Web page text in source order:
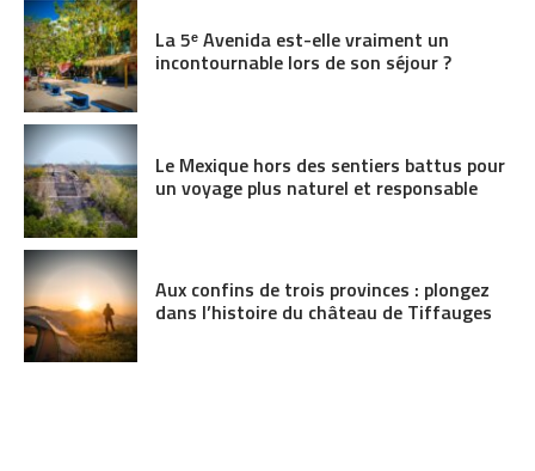
La 5ᵉ Avenida est-elle vraiment un
incontournable lors de son séjour ?
Le Mexique hors des sentiers battus pour
un voyage plus naturel et responsable
Aux confins de trois provinces : plongez
dans l’histoire du château de Tiffauges